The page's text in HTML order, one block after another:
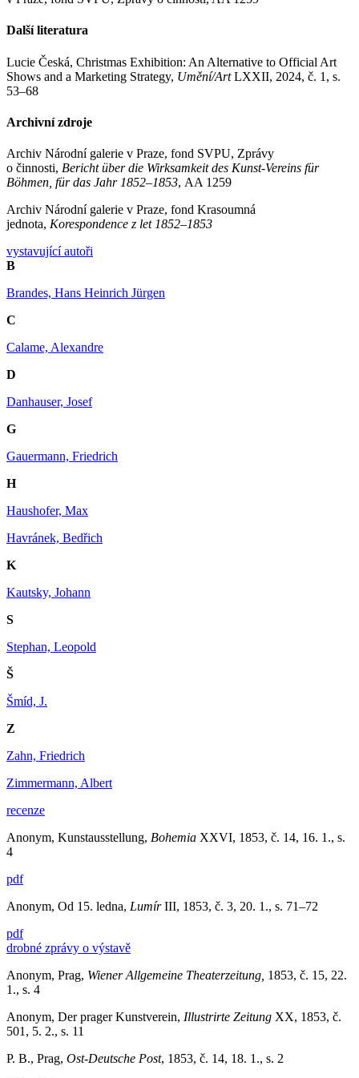
Další literatura
Lucie Česká, Christmas Exhibition: An Alternative to Official Art
Shows and a Marketing Strategy, Umění/ArtLXXII, 2024, č. 1, s.
53–68
Archivní zdroje
Archiv Národní galerie v Praze, fond SVPU, Zprávy
o činnosti, Bericht über die Wirksamkeit des Kunst-Vereins für
Böhmen, für das Jahr 1852–1853, AA 1259
Archiv Národní galerie v Praze, fond Krasoumná
jednota, Korespondence z let 1852–1853
vystavující autoři
B
Brandes, Hans Heinrich Jürgen
C
Calame, Alexandre
D
Danhauser, Josef
G
Gauermann, Friedrich
H
Haushofer, Max
Havránek, Bedřich
K
Kautsky, Johann
S
Stephan, Leopold
Š
Šmíd, J.
Z
Zahn, Friedrich
Zimmermann, Albert
recenze
Anonym, Kunstausstellung, Bohemia XXVI, 1853, č. 14, 16. 1., s.
4
pdf
Anonym, Od 15. ledna, LumírIII, 1853, č. 3, 20. 1., s. 71–72
pdf
drobné zprávy o výstavě
Anonym, Prag, Wiener Allgemeine Theaterzeitung, 1853, č. 15, 22.
1., s. 4
Anonym, Der prager Kunstverein, Illustrirte Zeitung XX, 1853, č.
501, 5. 2., s. 11
P. B., Prag, Ost-Deutsche Post, 1853, č. 14, 18. 1., s. 2